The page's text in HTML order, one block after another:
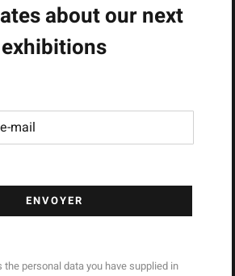
about our next
exhibitions
ENVOYER
personal data you have supplied in